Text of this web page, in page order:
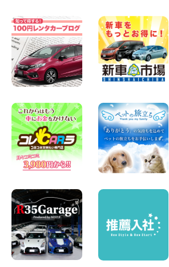
出雲ドーム前店
100円レンタカー 出雲ドーム前
2026年08月05日
三河安城店 人気のハイブリッ
ドレンタカー♪新型プリウス
ご予約受付中です! 愛知県 三
河安城店
人気のスペイドワゴン ライト
ブルーで登場です! 東京都 羽
田空港店
100円レンタカー 羽田空港
2026年08月04日
【カーシェアのレンタカーが
2台になりました!】 岐阜県 各
務原那加店
お引越しに便利で最適!(禁煙
車両) 香川県 坂出川津店
100円レンタカー 坂出川津
2026年08月04日
8月 お盆休みのお知らせ 広島
県 ベイシティ宇品店
100円レンタカー ベイシティ宇品
2026年08月03日